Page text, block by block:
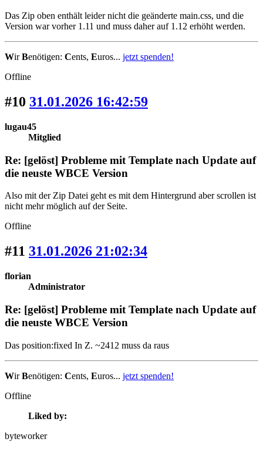
Das Zip oben enthält leider nicht die geänderte main.css, und die
Version war vorher 1.11 und muss daher auf 1.12 erhöht werden.
WirBenötigen: Cents, Euros... jetzt spenden!
Offline
#10 31.01.2026 16:42:59
lugau45
Mitglied
Re: [gelöst] Probleme mit Template nach Update auf
die neuste WBCE Version
Also mit der Zip Datei geht es mit dem Hintergrund aber scrollen ist
nicht mehr möglich auf der Seite.
Offline
#11 31.01.2026 21:02:34
florian
Administrator
Re: [gelöst] Probleme mit Template nach Update auf
die neuste WBCE Version
Das position:fixed In Z. ~2412 muss da raus
WirBenötigen: Cents, Euros... jetzt spenden!
Offline
Liked by:
byteworker